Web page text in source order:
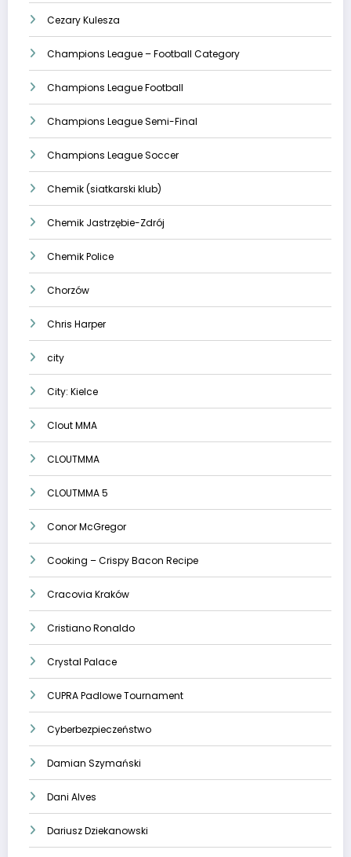
Cezary Kulesza
Champions League – Football Category
Champions League Football
Champions League Semi-Final
Champions League Soccer
Chemik (siatkarski klub)
Chemik Jastrzębie-Zdrój
Chemik Police
Chorzów
Chris Harper
city
City: Kielce
Clout MMA
CLOUTMMA
CLOUTMMA 5
Conor McGregor
Cooking – Crispy Bacon Recipe
Cracovia Kraków
Cristiano Ronaldo
Crystal Palace
CUPRA Padlowe Tournament
Cyberbezpieczeństwo
Damian Szymański
Dani Alves
Dariusz Dziekanowski